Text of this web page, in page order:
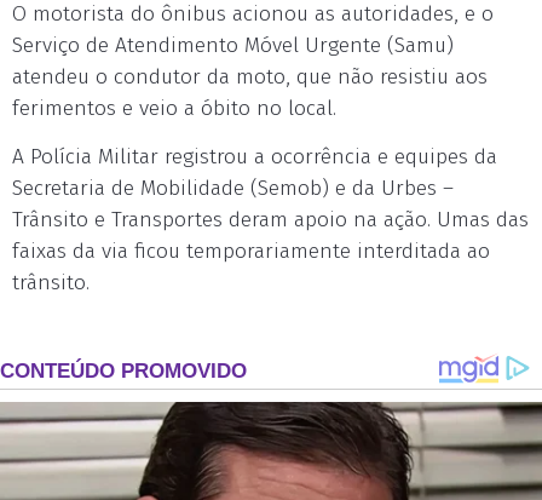
O motorista do ônibus acionou as autoridades, e o
Serviço de Atendimento Móvel Urgente (Samu)
atendeu o condutor da moto, que não resistiu aos
ferimentos e veio a óbito no local.
A Polícia Militar registrou a ocorrência e equipes da
Secretaria de Mobilidade (Semob) e da Urbes –
Trânsito e Transportes deram apoio na ação. Umas das
faixas da via ficou temporariamente interditada ao
trânsito.